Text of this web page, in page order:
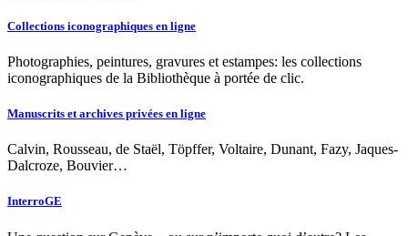
Collections iconographiques en ligne
Photographies, peintures, gravures et estampes: les collections
iconographiques de la Bibliothèque à portée de clic.
Manuscrits et archives privées en ligne
Calvin, Rousseau, de Staël, Töpffer, Voltaire, Dunant, Fazy, Jaques-
Dalcroze, Bouvier…
InterroGE